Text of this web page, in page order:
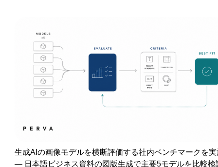
生成AIの画像モデルを横断評価する社内ベンチマークを実
― 日本語ビジネス資料の図版生成で主要5モデルを比較検